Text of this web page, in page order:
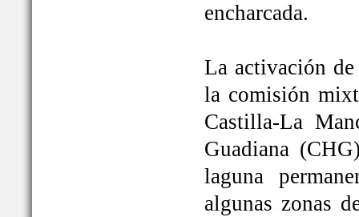
encharcada.
La activación
la comisión
Castilla-La
Guadiana
laguna
algunas zonas